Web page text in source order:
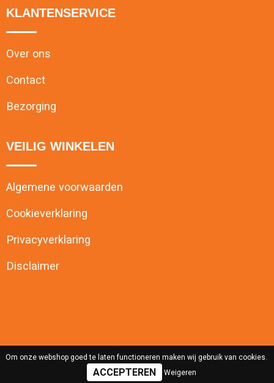
KLANTENSERVICE
Over ons
Contact
Bezorging
VEILIG WINKELEN
Algemene voorwaarden
Cookieverklaring
Privacyverklaring
Disclaimer
Om onze webshop goed te laten functioneren maken wij gebruik van cookies.
Weigeren